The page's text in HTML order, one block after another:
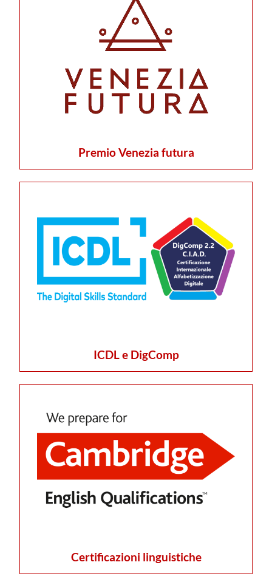
Premio Venezia futura
ICDL e DigComp
Certificazioni linguistiche